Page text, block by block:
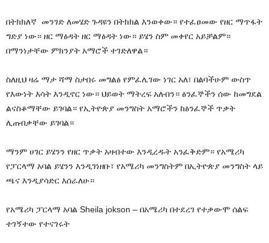
በትክክለኛ መንገድ ለመሄድ ጉዳዩን በትክክል እንወቀው። የተፈፀመው የዘር ማጥፋት
ግድያ ነው። ዘር ማፅዳት ዘር ማፅዳት ነው። ይሄን ስም መቀየር አይቻልም።
በማንነታቸው ምክንያት አማሮች ተገድለዋል።
ስለዚህ ዛሬ ማታ ሻማ ስታበሩ መግልፅ የምፈሌገው ነገር አለ፣ በልባችሁም ውስጥ
የእውነት እሳት እንዲኖር ነው። ህይወት ማትረፍ አለብን። ፅንፈኞችን ሰው ከመግደል
ልናስቆማቸው ይገባል። የኢትዮጵያ መንግስት አማሮችን ከፅንፈኞች ጥቃት
ሊጠብቃቸው ይገባል።
ማንም ሀገር ይሄንን የዘር ጥቃት አዛብተው እንዲረዱት አንፈቅድም። የአሜሪካ
የፓርላማ አባል ይሄንን እንዲገነዘቡ፣ የአሜሪካ መንግስትም በኢትዮጵያ መንግስት ላይ
ጫና እንዲያሳድር እሰራለሁ።
የአሜሪካ ፓርላማ አባል Sheila jokson – በአሜሪካ በተደረገ የተቃውሞ ሰልፍ
ተገኝተው የተናገሩት